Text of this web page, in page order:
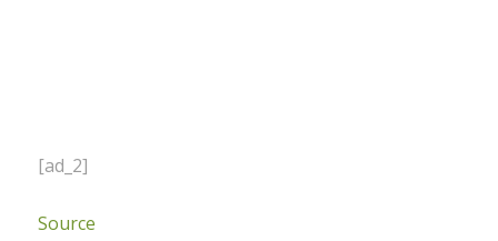
[ad_2]
Source